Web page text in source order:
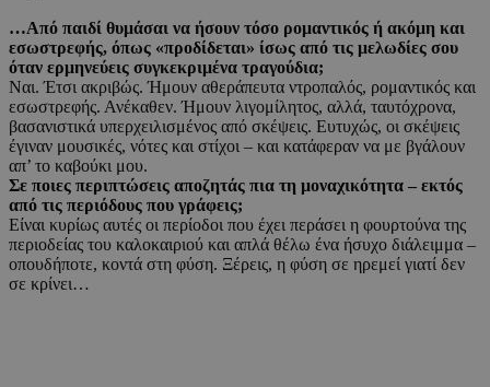
…Από παιδί θυμάσαι να ήσουν τόσο ρομαντικός ή ακόμη και
εσωστρεφής, όπως «προδίδεται» ίσως από τις μελωδίες σου
όταν ερμηνεύεις συγκεκριμένα τραγούδια;
Ναι. Έτσι ακριβώς. Ήμουν αθεράπευτα ντροπαλός, ρομαντικός και
εσωστρεφής. Ανέκαθεν. Ήμουν λιγομίλητος, αλλά, ταυτόχρονα,
βασανιστικά υπερχειλισμένος από σκέψεις. Ευτυχώς, οι σκέψεις
έγιναν μουσικές, νότες και στίχοι – και κατάφεραν να με βγάλουν
απ’ το καβούκι μου.
Σε ποιες περιπτώσεις αποζητάς πια τη μοναχικότητα – εκτός
από τις περιόδους που γράφεις;
Είναι κυρίως αυτές οι περίοδοι που έχει περάσει η φουρτούνα της
περιοδείας του καλοκαιριού και απλά θέλω ένα ήσυχο διάλειμμα –
οπουδήποτε, κοντά στη φύση. Ξέρεις, η φύση σε ηρεμεί γιατί δεν
σε κρίνει…